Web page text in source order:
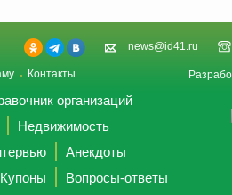
news@id41.ru
Контакты
организаций
Недвижимость
Анекдоты
Купоны
Вопросы-ответы